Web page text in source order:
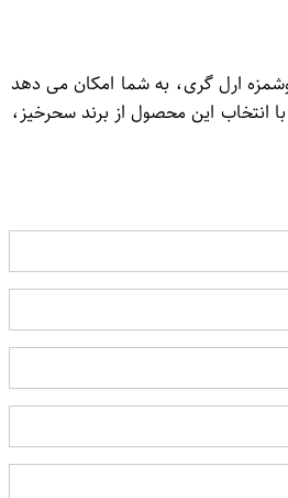
و خوشمزه ارل گری، به شما امکان می دهد
انتخاب این محصول از برند سحرخیز،